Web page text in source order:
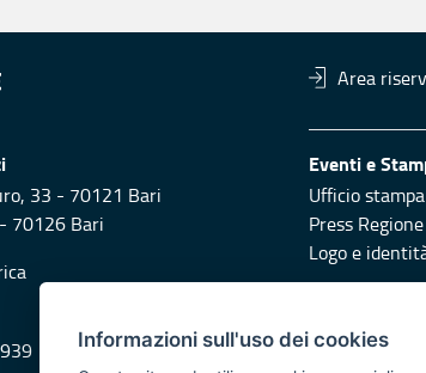
Area
33 - 70121 Bari
70126 Bari
Eventi e
Ufficio
Press Regione
Logo e
Responsabili
Informazioni sull'uso dei cookies